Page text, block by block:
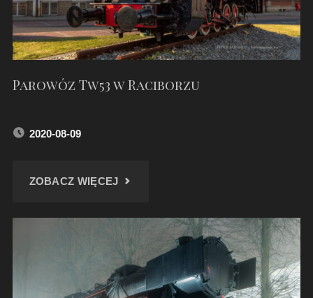
Parowóz Tw53 w Raciborzu
2020-08-09
ZOBACZ WIĘCEJ"PAROWÓZ
W
RACIBORZU"